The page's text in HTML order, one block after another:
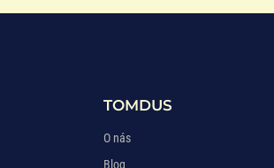
TOMDUS
O nás
Blog